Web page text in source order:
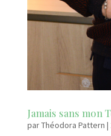
Jamais sans mon
parThéodora Pattern |